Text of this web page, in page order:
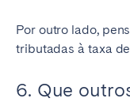
Por outro lado,
tributadas à taxa
6. Que